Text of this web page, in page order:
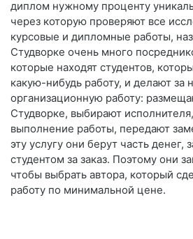
диплом нужному проценту
через которую проверяют все
курсовые и дипломные работы,
Студворке очень много
которые находят студентов,
какую-нибудь работу, и делают за
организационную работу:
Студворке, выбирают
выполнение работы, передают
эту услугу они берут часть денег,
студентом за заказ. Поэтому они
чтобы выбрать автора, который
работу по минимальной цене.